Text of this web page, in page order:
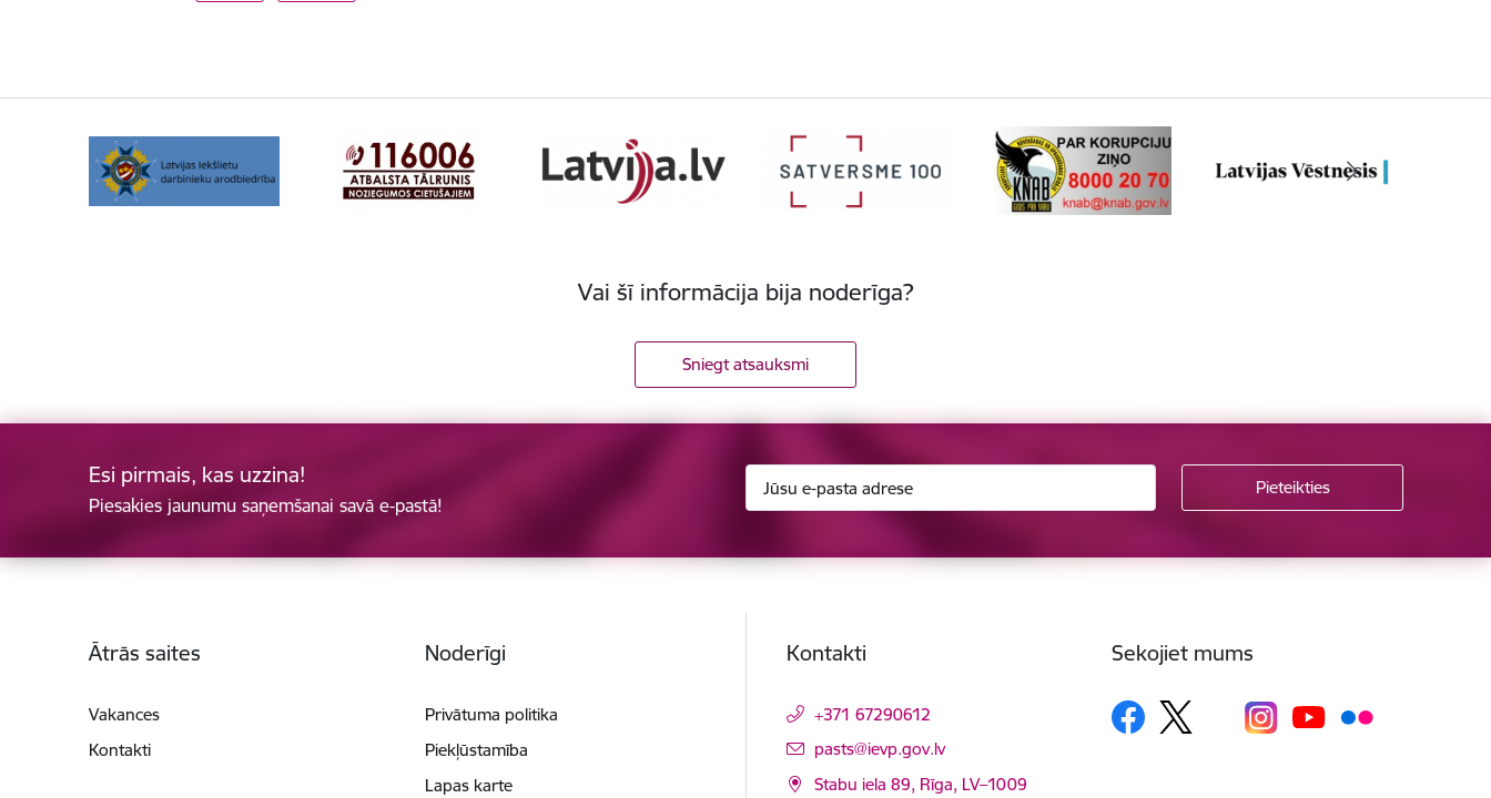
Vai šī informācija bija noderīga?
Sniegt atsauksmi
Esi pirmais, kas uzzina!
Piesakies jaunumu saņemšanai savā e-pastā!
Ātrās saites
Vakances
Kontakti
Noderīgi
Privātuma politika
Piekļūstamība
Lapas karte
Kontakti
+371 67290612
E-pasts:
pasts@ievp.gov.lv
Stabu iela 89, Rīga, LV–1009
Sekojiet mums